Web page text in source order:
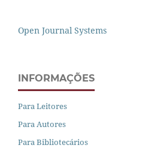
Open Journal Systems
INFORMAÇÕES
Para Leitores
Para Autores
Para Bibliotecários